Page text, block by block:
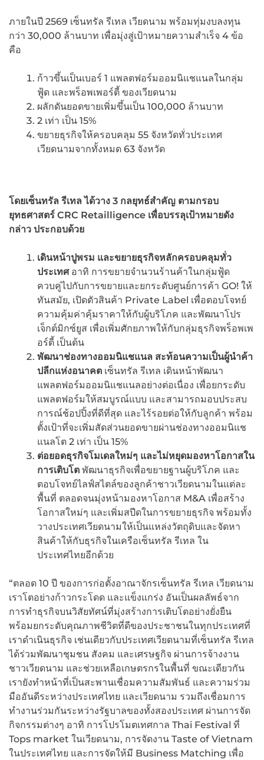
ภายในปี 2569 เซ็นทรัล รีเทล เวียดนาม พร้อมทุ่มงบลงทุน
กว่า 30,000 ล้านบาท เพื่อมุ่งสู่เป้าหมายความสำเร็จ 4 ข้อ
คือ
ก้าวขึ้นเป็นเบอร์ 1 แพลตฟอร์มออมนิแชแนลในกลุ่ม
ฟู้ด และพร็อพเพอร์ตี้ ของเวียดนาม
ผลักดันยอดขายเพิ่มขึ้นเป็น 100,000 ล้านบาท
2 เท่า เป็น 15%
ขยายธุรกิจให้ครอบคลุม 55 จังหวัดทั่วประเทศ
เวียดนามจากทั้งหมด 63 จังหวัด
โดยเซ็นทรัล รีเทล ได้วาง 3 กลยุทธ์สำคัญ ตามกรอบ
ยุทธศาสตร์ CRC Retailligence เพื่อบรรลุเป้าหมายดัง
กล่าว ประกอบด้วย
เดินหน้าปูพรม และขยายธุรกิจหลักครอบคลุมทั่ว
ประเทศ อาทิ การขยายจำนวนร้านค้าในกลุ่มฟู้ด
ควบคู่ไปกับการขยายและยกระดับศูนย์การค้า GO! ให้
ทันสมัย, เปิดตัวสินค้า Private Label เพื่อตอบโจทย์
ความคุ้มค่าคุ้มราคาให้กับผู้บริโภค และพัฒนาโปร
เจ็กต์มิกซ์ยูส เพื่อเพิ่มศักยภาพให้กับกลุ่มธุรกิจพร็อพเพ
อร์ตี้ เป็นต้น
พัฒนาช่องทางออมนิแชแนล สะท้อนความเป็นผู้นำค้า
ปลีกแห่งอนาคต เซ็นทรัล รีเทล เดินหน้าพัฒนา
แพลตฟอร์มออมนิแชแนลอย่างต่อเนื่อง เพื่อยกระดับ
แพลตฟอร์มให้สมบูรณ์แบบ และสามารถมอบประสบ
การณ์ช้อปปิ้งที่ดีที่สุด และไร้รอยต่อให้กับลูกค้า พร้อม
ตั้งเป้าที่จะเพิ่มสัดส่วนยอดขายผ่านช่องทางออมนิแช
แนลโต 2 เท่า เป็น 15%
ต่อยอดธุรกิจโมเดลใหม่ๆ และไม่หยุดมองหาโอกาสใน
การเติบโต พัฒนาธุรกิจเพื่อขยายฐานผู้บริโภค และ
ตอบโจทย์ไลฟ์สไตล์ของลูกค้าชาวเวียดนามในแต่ละ
พื้นที่ ตลอดจนมุ่งหน้ามองหาโอกาส M&A เพื่อสร้าง
โอกาสใหม่ๆ และเพิ่มสปีดในการขยายธุรกิจ พร้อมทั้ง
วางประเทศเวียดนามให้เป็นแหล่งวัตถุดิบและจัดหา
สินค้าให้กับธุรกิจในเครือเซ็นทรัล รีเทล ใน
ประเทศไทยอีกด้วย
“ตลอด 10 ปี ของการก่อตั้งอาณาจักรเซ็นทรัล รีเทล เวียดนาม
เราโตอย่างก้าวกระโดด และแข็งแกร่ง อันเป็นผลลัพธ์จาก
การทำธุรกิจบนวิสัยทัศน์ที่มุ่งสร้างการเติบโตอย่างยั่งยืน
พร้อมยกระดับคุณภาพชีวิตที่ดีของประชาชนในทุกประเทศที่
เราดำเนินธุรกิจ เช่นเดียวกับประเทศเวียดนามที่เซ็นทรัล รีเทล
ได้ร่วมพัฒนาชุมชน สังคม และเศรษฐกิจ ผ่านการจ้างงาน
ชาวเวียดนาม และช่วยเหลือเกษตรกรในพื้นที่ ขณะเดียวกัน
เรายังทำหน้าที่เป็นสะพานเชื่อมความสัมพันธ์ และความร่วม
มืออันดีระหว่างประเทศไทย และเวียดนาม รวมถึงเชื่อมการ
ทำงานร่วมกันระหว่างรัฐบาลของทั้งสองประเทศ ผ่านการจัด
กิจกรรมต่างๆ อาทิ การโปรโมตเทศกาล Thai Festival ที่
Tops market ในเวียดนาม, การจัดงาน Taste of Vietnam
ในประเทศไทย และการจัดให้มี Business Matching เพื่อ